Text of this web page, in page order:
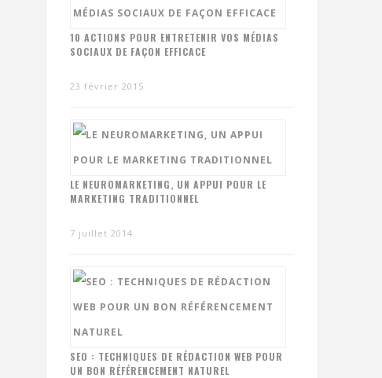
10 ACTIONS POUR ENTRETENIR VOS MÉDIAS
SOCIAUX DE FAÇON EFFICACE
23 février 2015
LE NEUROMARKETING, UN APPUI POUR LE
MARKETING TRADITIONNEL
7 juillet 2014
SEO : TECHNIQUES DE RÉDACTION WEB POUR
UN BON RÉFÉRENCEMENT NATUREL